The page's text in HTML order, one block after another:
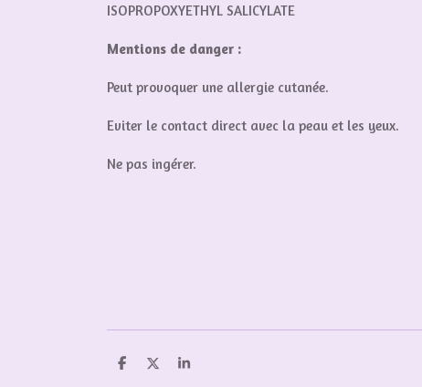
ISOPROPOXYETHYL SALICYLATE
Mentions de danger :
Peut provoquer une allergie cutanée.
Eviter le contact direct avec la peau et les yeux.
Ne pas ingérer.
P
P
P